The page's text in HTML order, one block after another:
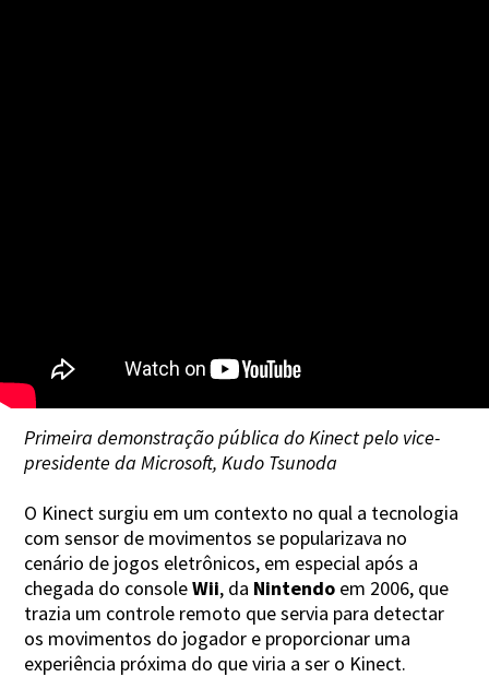
Primeira demonstração pública do Kinect pelo vice-
presidente da Microsoft, Kudo Tsunoda
O Kinect surgiu em um contexto no qual a tecnologia
com sensor de movimentos se popularizava no
cenário de jogos eletrônicos, em especial após a
chegada do consoleWii, da Nintendo em 2006, que
trazia um controle remoto que servia para detectar
os movimentos do jogador e proporcionar uma
experiência próxima do que viria a ser o Kinect.